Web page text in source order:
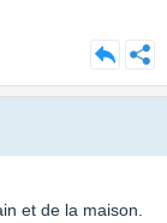
et de la maison.